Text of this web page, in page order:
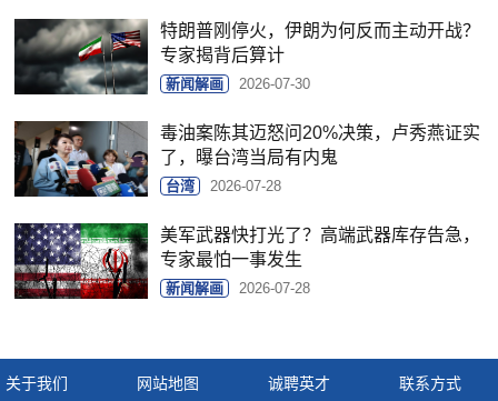
特朗普刚停火，伊朗为何反而主动开战？
专家揭背后算计
新闻解画 2026-07-30
毒油案陈其迈怒问20%决策，卢秀燕证实
了，曝台湾当局有内鬼
台湾 2026-07-28
美军武器快打光了？高端武器库存告急，
专家最怕一事发生
新闻解画 2026-07-28
关于我们 网站地图 诚聘英才 联系方式